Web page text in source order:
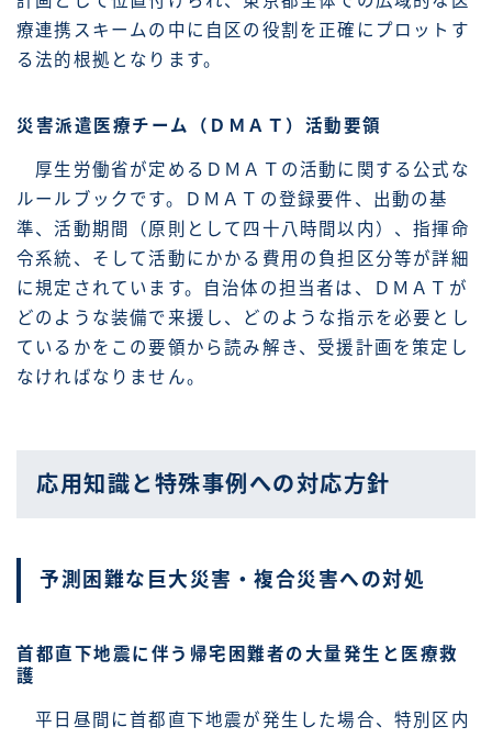
療連携スキームの中に自区の役割を正確にプロットす
る法的根拠となります。
災害派遣医療チーム（ＤＭＡＴ）活動要領
厚生労働省が定めるＤＭＡＴの活動に関する公式な
ルールブックです。ＤＭＡＴの登録要件、出動の基
準、活動期間（原則として四十八時間以内）、指揮命
令系統、そして活動にかかる費用の負担区分等が詳細
に規定されています。自治体の担当者は、ＤＭＡＴが
どのような装備で来援し、どのような指示を必要とし
ているかをこの要領から読み解き、受援計画を策定し
なければなりません。
応用知識と特殊事例への対応方針
予測困難な巨大災害・複合災害への対処
首都直下地震に伴う帰宅困難者の大量発生と医療救
護
平日昼間に首都直下地震が発生した場合、特別区内